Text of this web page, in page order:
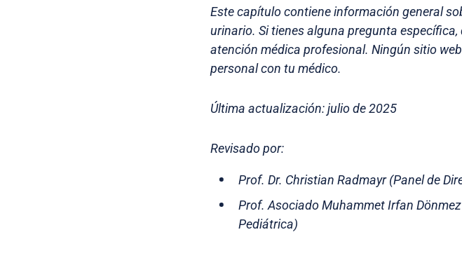
Este capítulo contiene información general
urinario. Si tienes alguna pregunta
atención médica profesional. Ningún sitio
personal con tu médico.
Última actualización: julio de 2025
Revisado por:
Prof. Dr. Christian Radmayr (Panel de
Prof. Asociado Muhammet Irfan
Pediátrica)